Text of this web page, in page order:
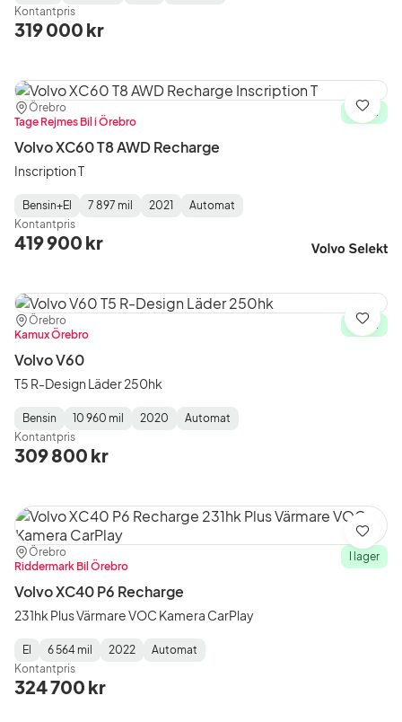
Type:
Year:
Type:
Kontantpris
319 000 kr
Plats:
Örebro
Återförsäljare:
Tage Rejmes Bil i Örebro
I lager
Volvo XC60 T8 AWD Recharge
Inscription T
Fuel
Type:
Bensin+El
Mätarställning:
7 897 mil
Model
Year:
2021
Gearbox
Type:
Automat
Kontantpris
419 900 kr
Spara
Plats:
Örebro
Återförsäljare:
Kamux Örebro
I lager
Volvo V60
T5 R-Design Läder 250hk
Fuel
Type:
Bensin
Mätarställning:
10 960 mil
Model
Year:
2020
Gearbox
Type:
Automat
Kontantpris
309 800 kr
Spara
Plats:
Örebro
Återförsäljare:
Riddermark Bil Örebro
I lager
Volvo XC40 P6 Recharge
231hk Plus Värmare VOC Kamera CarPlay
Fuel
Type:
El
Mätarställning :
6 564 mil
Model
Year:
2022
Gearbox
Type:
Automat
Kontantpris
324 700 kr
Spara